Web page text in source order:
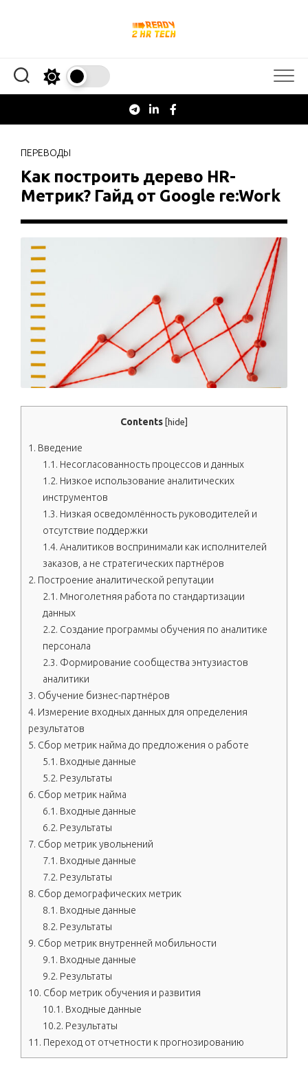
ПЕРЕВОДЫ
Как построить дерево HR-
Метрик? Гайд от Google re:Work
Contents [hide]
1. Введение
1.1. Несогласованность процессов и данных
1.2. Низкое использование аналитических
инструментов
1.3. Низкая осведомлённость руководителей и
отсутствие поддержки
1.4. Аналитиков воспринимали как исполнителей
заказов, а не стратегических партнёров
2. Построение аналитической репутации
2.1. Многолетняя работа по стандартизации
данных
2.2. Создание программы обучения по аналитике
персонала
2.3. Формирование сообщества энтузиастов
аналитики
3. Обучение бизнес-партнёров
4. Измерение входных данных для определения
результатов
5. Сбор метрик найма до предложения о работе
5.1. Входные данные
5.2. Результаты
6. Сбор метрик найма
6.1. Входные данные
6.2. Результаты
7. Сбор метрик увольнений
7.1. Входные данные
7.2. Результаты
8. Сбор демографических метрик
8.1. Входные данные
8.2. Результаты
9. Сбор метрик внутренней мобильности
9.1. Входные данные
9.2. Результаты
10. Сбор метрик обучения и развития
10.1. Входные данные
10.2. Результаты
11. Переход от отчетности к прогнозированию